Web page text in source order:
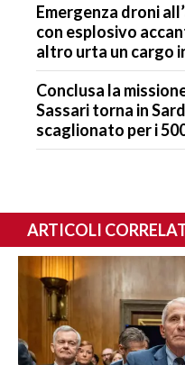
Emergenza droni
con esplosivo
altro urta un cargo
Conclusa la
Sassari torna in
scaglionato per i
ARTICOLI